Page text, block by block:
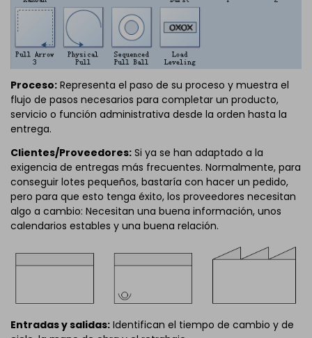
Proceso: Representa el paso de su proceso y muestra el
flujo de pasos necesarios para completar un producto,
servicio o función administrativa desde la orden hasta la
entrega.
Clientes/Proveedores: Si ya se han adaptado a la
exigencia de entregas más frecuentes. Normalmente, para
conseguir lotes pequeños, bastaría con hacer un pedido,
pero para que esto tenga éxito, los proveedores necesitan
algo a cambio: Necesitan una buena información, unos
calendarios estables y una buena relación.
Entradas y salidas: Identifican el tiempo de cambio y de